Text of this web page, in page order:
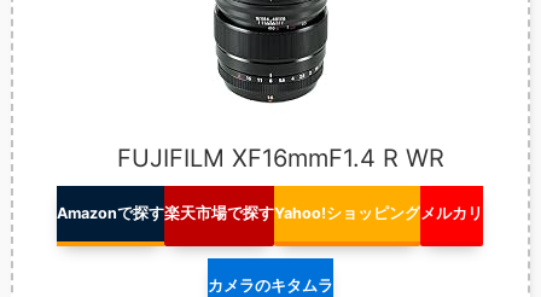
FUJIFILM XF16mmF1.4 R WR
Amazonで探す楽天市場で探すYahoo!ショッピングメルカリ
カメラのキタムラ